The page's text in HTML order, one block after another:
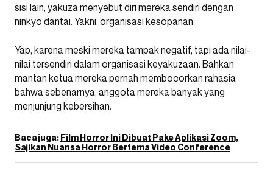
sisi lain, yakuza menyebut diri mereka sendiri dengan
ninkyo dantai. Yakni, organisasi kesopanan.
Yap, karena meski mereka tampak negatif, tapi ada nilai-
nilai tersendiri dalam organisasi keyakuzaan. Bahkan
mantan ketua mereka pernah membocorkan rahasia
bahwa sebenarnya, anggota mereka banyak yang
menjunjung kebersihan.
Baca juga:Film Horror Ini Dibuat Pake Aplikasi Zoom,
Sajikan Nuansa Horror Bertema Video Conference